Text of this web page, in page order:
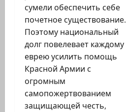
сумели обеспечить себе
почетное существование.
Поэтому национальный
долг повелевает каждому
еврею усилить помощь
Красной Армии с
огромным
самопожертвованием
защищающей честь,